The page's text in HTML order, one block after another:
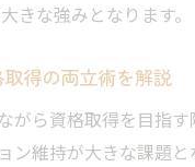
きな強みとなります。
得の両立術を解説
がら資格取得を目指
ン維持が大きな課題と